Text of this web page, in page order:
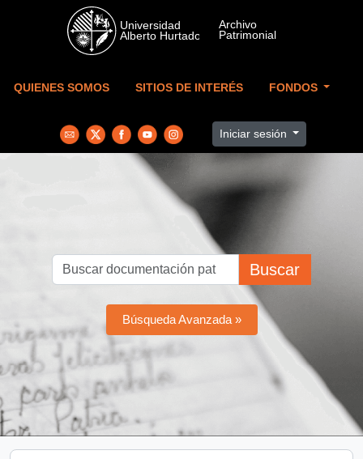
Skip to main content
QUIENES SOMOS SITIOS DE INTERÉS FONDOS
Iniciar sesión
Buscar
Búsqueda Avanzada »